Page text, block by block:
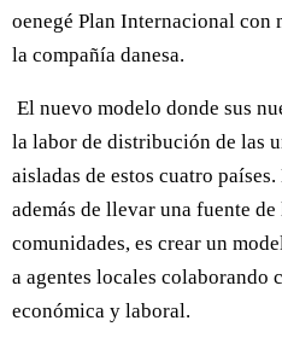
oenegé Plan Internacional
la compañía danesa.
El nuevo modelo donde sus
la labor de distribución de las
aisladas de estos cuatro
además de llevar una fuente
comunidades, es crear un
a agentes locales colaborando
económica y laboral.